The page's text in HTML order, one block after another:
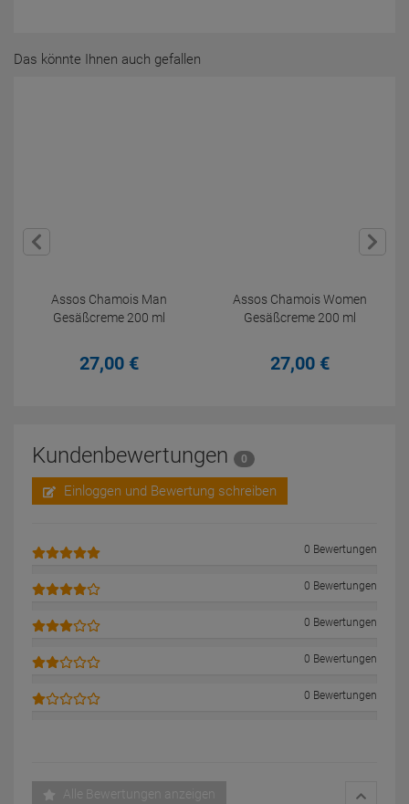
Das könnte Ihnen auch gefallen
Assos Chamois Man
Gesäßcreme 200 ml
27,00 €
Assos Chamois Women
Gesäßcreme 200 ml
27,00 €
Kundenbewertungen 0
Einloggen und Bewertung schreiben
0 Bewertungen
0 Bewertungen
0 Bewertungen
0 Bewertungen
0 Bewertungen
Alle Bewertungen anzeigen